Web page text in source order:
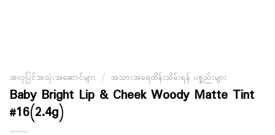
အလှပြင်အသုံးအဆောင်များ / အသားအရေထိန်းသိမ်းရန် ပစ္စည်းများ
Baby Bright Lip & Cheek Woody Matte Tint
#16(2.4g)